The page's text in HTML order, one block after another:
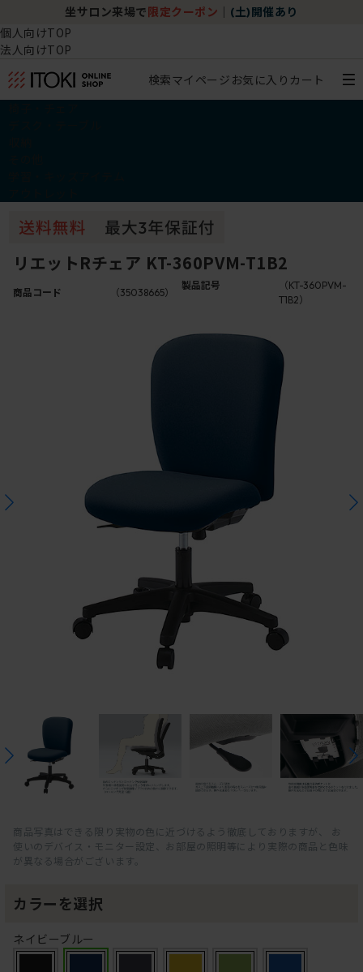
坐サロン来場で 限定クーポン (土)開催あり
個人向けTOP
法人向けTOP
検索マイページ お気に入り カート
リエットRチェア KT-360PVM-T1B2
商品コード （35038665）
製品記号
（KT-360PVM-
T1B2）
商品写真はできる限り実物の色に近づけるよう徹底しておりますが、 お
使いのデバイス・モニター設定、お部屋の照明等により実際の商品と色味
が異なる場合がございます。
カラーを選択
ネイビーブルー